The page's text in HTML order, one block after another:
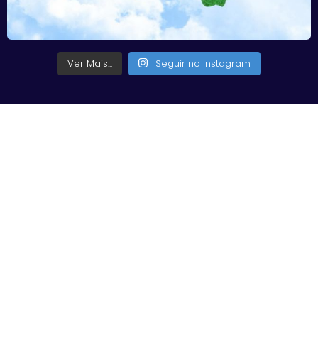
Ver Mais... Seguir no Instagram